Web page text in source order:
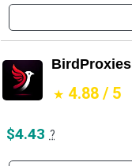
BirdProxies
4.88 / 5
$4.43 ?